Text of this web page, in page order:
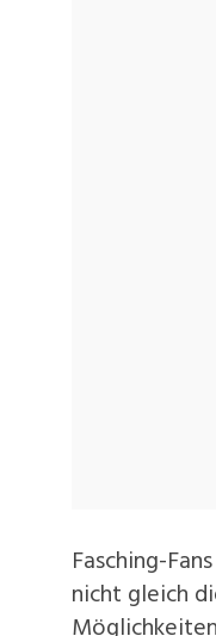
Fasching-
nicht gleich